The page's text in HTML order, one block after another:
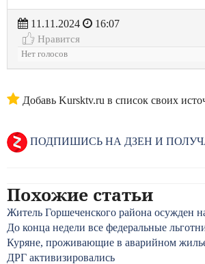
11.11.2024
16:07
Нравится
Нет голосов
Добавь Kursktv.ru в список своих
ПОДПИШИСЬ НА ДЗЕН И
Похожие статьи
Житель Горшеченского района осужден
До конца недели все федеральные
Куряне, проживающие в аварийном
ДРГ активизировались